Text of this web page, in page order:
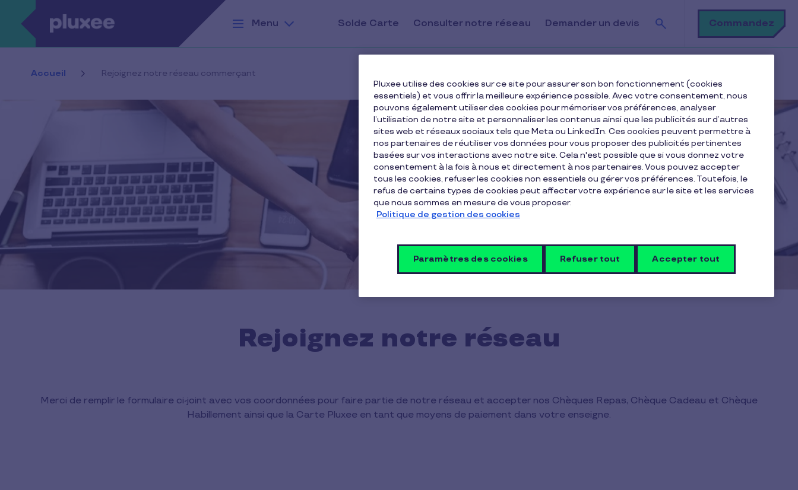
Aller au contenu principal
Menu
Solde Carte Consulter notre réseau Demander un devis
Rechercher
Commandez
Accueil Rejoignez notre réseau commerçant
Rejoignez notre réseau
Merci de remplir le formulaire ci-joint avec vos coordonnées pour faire partie de notre réseau et accepter nos Chèques Repas, Chèque Cadeau et Chèque
Habillement ainsi que la Carte Pluxee en tant que moyens de paiement dans votre enseigne.
Pluxee utilise des cookies sur ce site pour assurer son bon fonctionnement (cookies
essentiels) et vous offrir la meilleure expérience possible. Avec votre consentement, nous
pouvons également utiliser des cookies pour mémoriser vos préférences, analyser
l’utilisation de notre site et personnaliser les contenus ainsi que les publicités sur d’autres
sites web et réseaux sociaux tels que Meta ou LinkedIn. Ces cookies peuvent permettre à
nos partenaires de réutiliser vos données pour vous proposer des publicités pertinentes
basées sur vos interactions avec notre site. Cela n'est possible que si vous donnez votre
consentement à la fois à nous et directement à nos partenaires. Vous pouvez accepter
tous les cookies, refuser les cookies non essentiels ou gérer vos préférences. Toutefois, le
refus de certains types de cookies peut affecter votre expérience sur le site et les services
que nous sommes en mesure de vous proposer.
Politique de gestion des cookies
Paramètres des cookies Refuser tout Accepter tout